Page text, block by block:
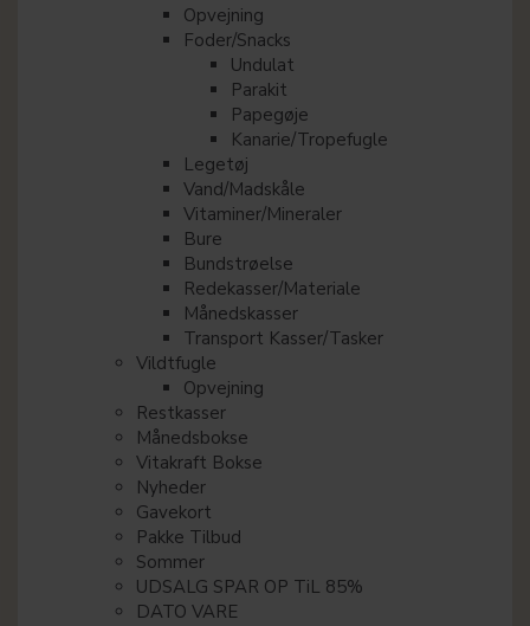
Opvejning
Foder/Snacks
Undulat
Parakit
Papegøje
Kanarie/Tropefugle
Legetøj
Vand/Madskåle
Vitaminer/Mineraler
Bure
Bundstrøelse
Redekasser/Materiale
Månedskasser
Transport Kasser/Tasker
Vildtfugle
Opvejning
Restkasser
Månedsbokse
Vitakraft Bokse
Nyheder
Gavekort
Pakke Tilbud
Sommer
UDSALG SPAR OP TiL 85%
DATO VARE